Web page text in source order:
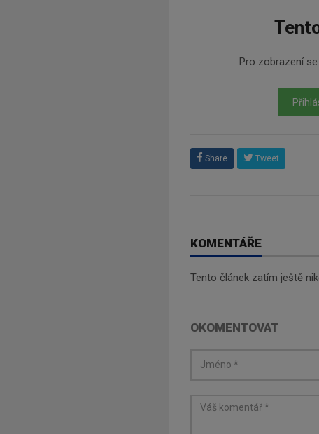
Pro zobrazení
Share Tweet
KOMENTÁŘE
Tento článek zatím ještě
OKOMENTOVAT